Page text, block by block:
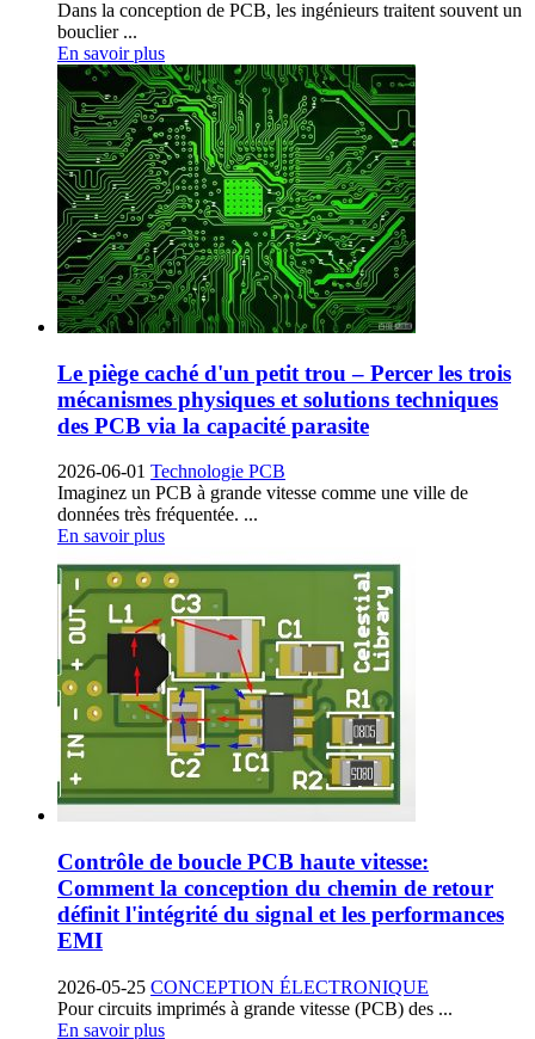
Dans la conception de PCB, les ingénieurs traitent souvent un
bouclier ...
En savoir plus
Le piège caché d'un petit trou – Percer les trois
mécanismes physiques et solutions techniques
des PCB via la capacité parasite
2026-06-01 Technologie PCB
Imaginez un PCB à grande vitesse comme une ville de
données très fréquentée. ...
En savoir plus
Contrôle de boucle PCB haute vitesse:
Comment la conception du chemin de retour
définit l'intégrité du signal et les performances
EMI
2026-05-25 CONCEPTION ÉLECTRONIQUE
Pour circuits imprimés à grande vitesse (PCB) des ...
En savoir plus